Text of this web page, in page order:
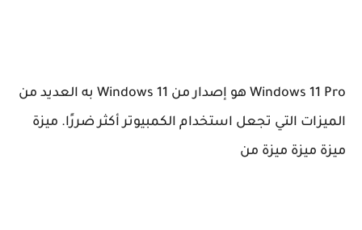
Windows 11 Pro هو إصدار من Windows 11 به العديد من
الميزات التي تجعل استخدام الكمبيوتر أكثر ضررًا. ميزة
ميزة ميزة ميزة من